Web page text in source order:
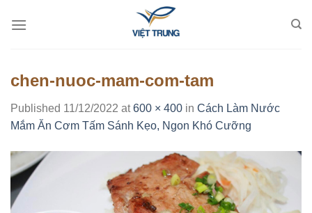
chen-nuoc-mam-com-tam
Published 11/12/2022 at600 × 400 in Cách Làm Nước
Mắm Ăn Cơm Tấm Sánh Kẹo, Ngon Khó Cưỡng